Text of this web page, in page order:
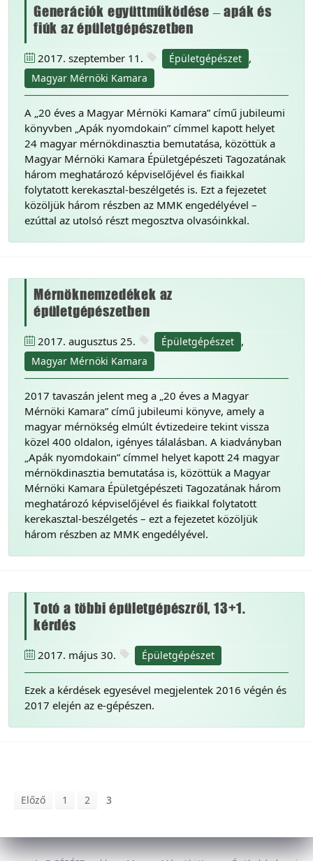
Generációk együttműködése – apák és
fiúk az épületgépészetben
2017. szeptember 11. Épületgépészet ,
Magyar Mérnöki Kamara
A „20 éves a Magyar Mérnöki Kamara” című jubileumi
könyvben „Apák nyomdokain” címmel kapott helyet
24 magyar mérnökdinasztia bemutatása, közöttük a
Magyar Mérnöki Kamara Épületgépészeti Tagozatának
három meghatározó képviselőjével és fiaikkal
folytatott kerekasztal-beszélgetés is. Ezt a fejezetet
közöljük három részben az MMK engedélyével –
ezúttal az utolsó részt megosztva olvasóinkkal.
Mérnöknemzedékek az
épületgépészetben
2017. augusztus 25. Épületgépészet ,
Magyar Mérnöki Kamara
2017 tavaszán jelent meg a „20 éves a Magyar
Mérnöki Kamara” című jubileumi könyve, amely a
magyar mérnökség elmúlt évtizedeire tekint vissza
közel 400 oldalon, igényes tálalásban. A kiadványban
„Apák nyomdokain” címmel helyet kapott 24 magyar
mérnökdinasztia bemutatása is, közöttük a Magyar
Mérnöki Kamara Épületgépészeti Tagozatának három
meghatározó képviselőjével és fiaikkal folytatott
kerekasztal-beszélgetés – ezt a fejezetet közöljük
három részben az MMK engedélyével.
Totó a többi épületgépészről, 13+1.
kérdés
2017. május 30. Épületgépészet
Ezek a kérdések egyesével megjelentek 2016 végén és
2017 elején az e-gépészen.
Előző 1 2 3